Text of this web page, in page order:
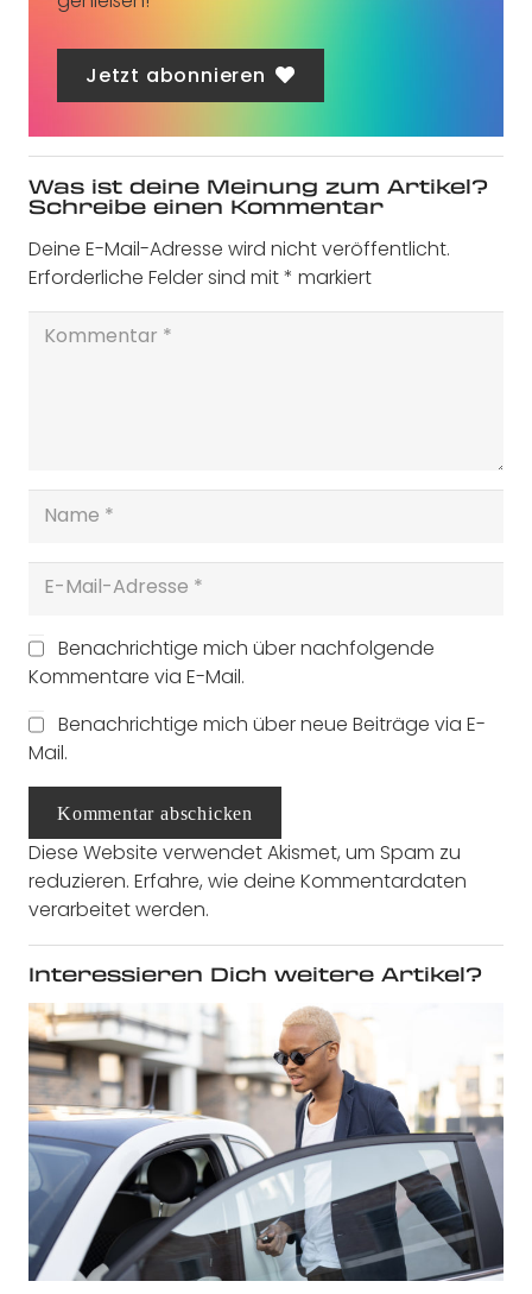
Jetzt abonnieren
Was ist deine Meinung zum Artikel?
Schreibe einen Kommentar
Deine E-Mail-Adresse wird nicht veröffentlicht.
Erforderliche Felder sind mit* markiert
Benachrichtige mich über nachfolgende
Kommentare via E-Mail.
Benachrichtige mich über neue Beiträge via E-
Mail.
Kommentar abschicken
Diese Website verwendet Akismet, um Spam zu
reduzieren. Erfahre, wie deine Kommentardaten
verarbeitet werden.
Interessieren Dich weitere Artikel?